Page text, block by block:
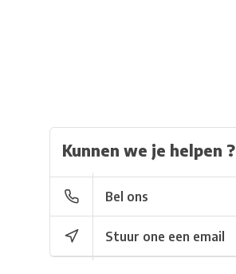
Kunnen we je helpen ?
Bel ons
Stuur one een email